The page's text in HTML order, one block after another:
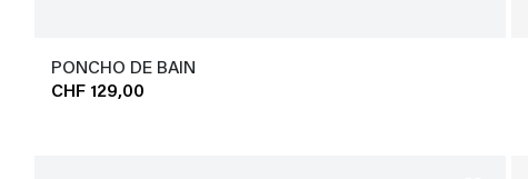
PONCHO DE BAIN
CHF 129,00